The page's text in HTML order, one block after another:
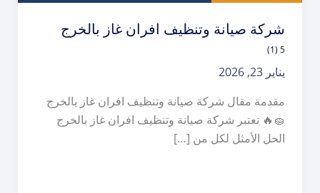
شركة صيانة وتنظيف افران غاز بالخرج
5 (1)
يناير 23, 2026
مقدمة مقال شركة صيانة وتنظيف افران غاز بالخرج
🧽🔥 تعتبر شركة صيانة وتنظيف افران غاز بالخرج
الحل الأمثل لكل من […]